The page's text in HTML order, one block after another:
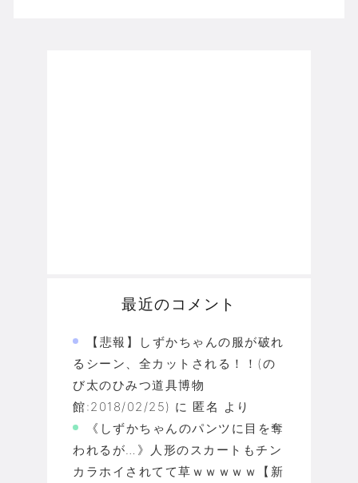
最近のコメント
【悲報】しずかちゃんの服が破れ
るシーン、全カットされる！！(の
び太のひみつ道具博物
館:2018/02/25) に 匿名 より
《しずかちゃんのパンツに目を奪
われるが…》人形のスカートもチン
カラホイされてて草ｗｗｗｗｗ【新